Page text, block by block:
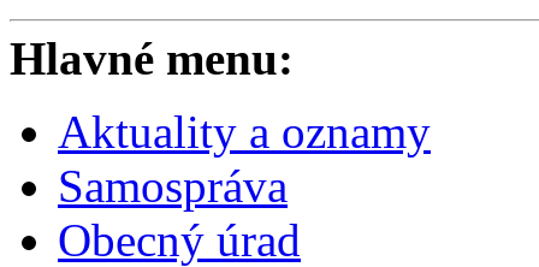
Hlavné menu:
Aktuality a oznamy
Samospráva
Obecný úrad